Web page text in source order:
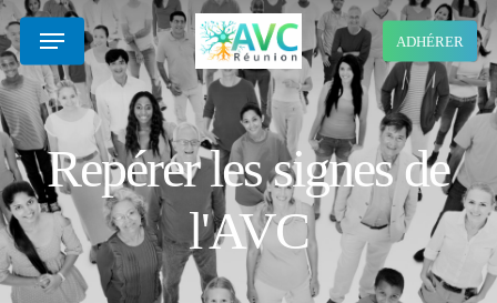
Skip
to
main
content
ADHÉRER
Menu
Repérer les signes de
l'AVC